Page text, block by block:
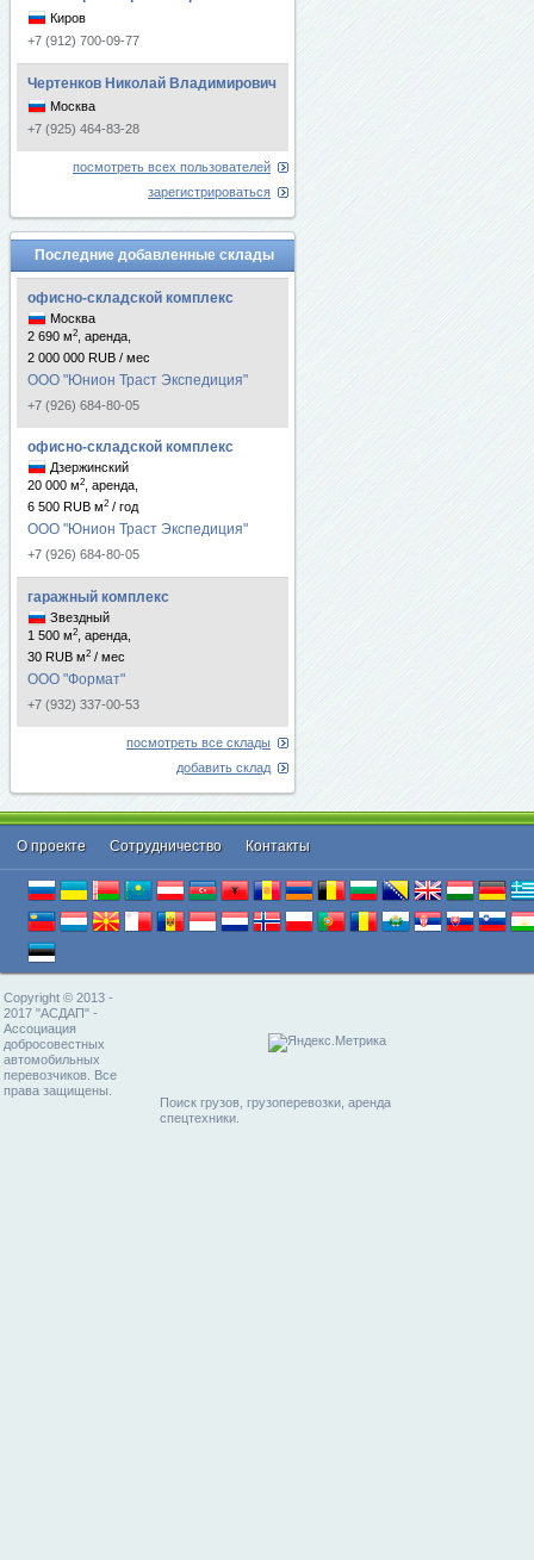
Киров
+7 (912) 700-09-77
Чертенков Николай Владимирович
Москва
+7 (925) 464-83-28
посмотреть всех пользователей
зарегистрироваться
Последние добавленные склады
офисно-складской комплекс
Москва
2 690 м2
, аренда,
2 000 000 RUB / мес
ООО "Юнион Траст Экспедиция"
+7 (926) 684-80-05
офисно-складской комплекс
Дзержинский
20 000 м2
, аренда,
6 500 RUB м2 / год
ООО "Юнион Траст Экспедиция"
+7 (926) 684-80-05
гаражный комплекс
Звездный
1 500 м2
, аренда,
30 RUB м2 / мес
ООО "Формат"
+7 (932) 337-00-53
посмотреть все склады
добавить склад
О проекте Cотрудничество Контакты
Copyright © 2013 -
2017 "АСДАП" -
Ассоциация
добросовестных
автомобильных
перевозчиков. Все
права защищены.
Поиск грузов, грузоперевозки, аренда
спецтехники.